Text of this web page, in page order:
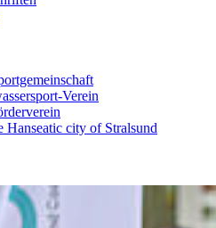
Verein
Hanseatic city of Stralsund